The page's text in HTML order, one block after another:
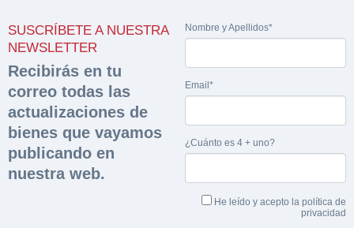
SUSCRÍBETE A NUESTRA
NEWSLETTER
Recibirás en tu
correo todas las
actualizaciones de
bienes que vayamos
publicando en
nuestra web.
Nombre y Apellidos*
Email*
¿Cuánto es 4 + uno?
He leído y acepto la política de
privacidad
documentación
sobre la peritación
Rellene este formulario y recibirá en su email el
enlace para descargar la documentación
Nombre y Apellidos*
Hacer Oferta
Razón social*
Teléfono*
Nombre y Apellidos*
Sobre Merfinsa
Venta de bienes muebles
Vehículos